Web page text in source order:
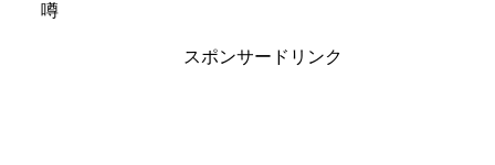
噂
スポンサードリンク